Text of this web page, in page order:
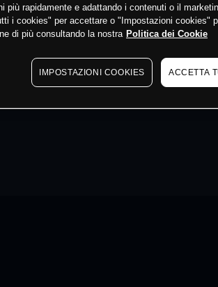
più rapidamente e adattando i contenuti o il
i cookies" per accettare o "Impostazioni cookies"
di più consultando la nostra Politica dei Cookie
IMPOSTAZIONI COOKIES ACCETTA